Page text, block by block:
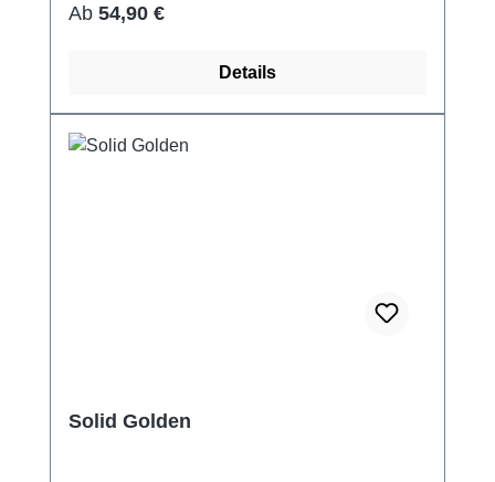
Regulärer Preis:
Ab 54,90 €
Details
Solid Golden